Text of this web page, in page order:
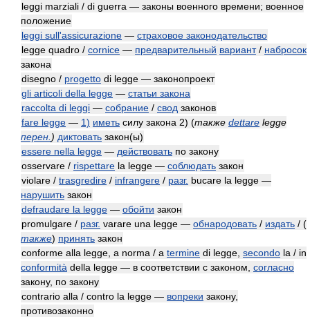
leggi marziali / di guerra — законы военного времени; военное
положение
leggi sull'assicurazione — страховое законодательство
legge quadro / cornice — предварительный вариант/ набросок
закона
disegno / progetto di legge — законопроект
gli articoli della legge — статьи закона
raccolta di leggi — собрание / свод законов
fare legge — 1) иметь силу закона 2) (также dettare legge
перен. ) диктовать закон(ы)
essere nella legge — действовать по закону
osservare / rispettare la legge — соблюдать закон
violare / trasgredire / infrangere / разг. bucare la legge —
нарушить закон
defraudare la legge — обойти закон
promulgare / разг. varare una legge — обнародовать / издать / (
также) принять закон
conforme alla legge, a norma / a termine di legge, secondo la / in
conformità della legge — в соответствии с законом, согласно
закону, по закону
contrario alla / contro la legge — вопреки закону,
противозаконно